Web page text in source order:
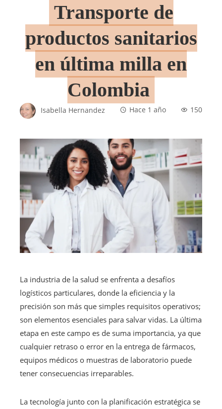
Transporte de
productos sanitarios
en última milla en
Colombia
Isabella Hernandez Hace 1 año 150
La industria de la salud se enfrenta a desafíos
logísticos particulares, donde la eficiencia y la
precisión son más que simples requisitos operativos;
son elementos esenciales para salvar vidas. La última
etapa en este campo es de suma importancia, ya que
cualquier retraso o error en la entrega de fármacos,
equipos médicos o muestras de laboratorio puede
tener consecuencias irreparables.
La tecnología junto con la planificación estratégica se